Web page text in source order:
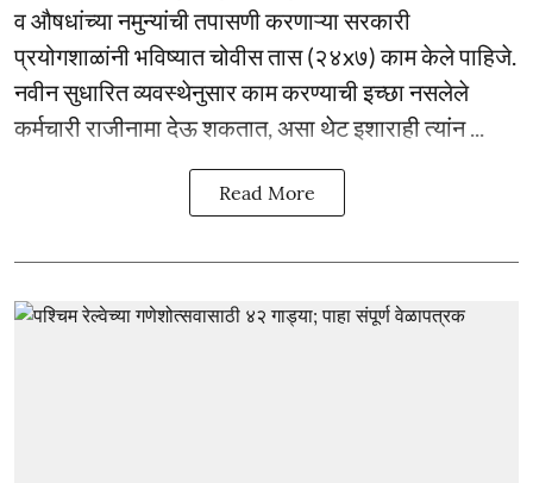
व औषधांच्या नमुन्यांची तपासणी करणाऱ्या सरकारी
प्रयोगशाळांनी भविष्यात चोवीस तास (२४x७) काम केले पाहिजे.
नवीन सुधारित व्यवस्थेनुसार काम करण्याची इच्छा नसलेले
कर्मचारी राजीनामा देऊ शकतात, असा थेट इशाराही त्यांन ...
Read More